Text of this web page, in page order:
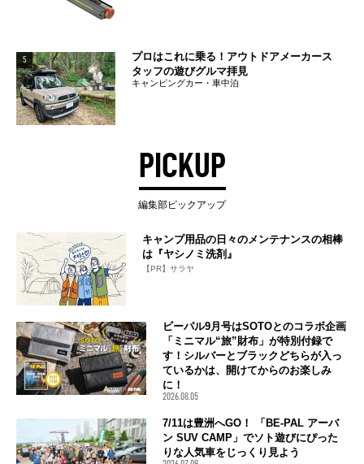
5
プロはこれに乗る！アウトドアメーカース
タッフの遊びグルマ拝見
キャンピングカー・車中泊
PICKUP
編集部ピックアップ
キャンプ用品の日々のメンテナンスの相棒
は『ヤシノミ洗剤』
【PR】サラヤ
ビーパル9月号はSOTOとのコラボ企画
「ミニマル“旅”財布」が特別付録で
す！シルバーとブラックどちらが入っ
ているかは、開けてからのお楽しみ
に！
2026.08.05
7/11は豊洲へGO！ 「BE-PAL アーバ
ン SUV CAMP」でソト遊びにぴった
りな人気車をじっくり見よう